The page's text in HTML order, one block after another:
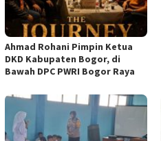
Ahmad Rohani Pimpin Ketua
DKD Kabupaten Bogor, di
Bawah DPC PWRI Bogor Raya